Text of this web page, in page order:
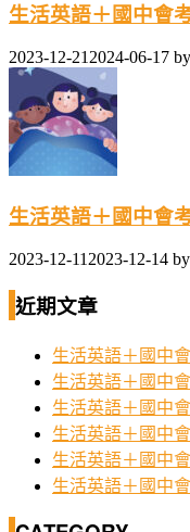
生活英語＋國中會
2023-12-21 2024-06-17 by
生活英語＋國中會
2023-12-11 2023-12-14 by
近期文章
生活英語＋國中
生活英語＋國中
生活英語＋國中
生活英語＋國中
生活英語＋國中
生活英語＋國中